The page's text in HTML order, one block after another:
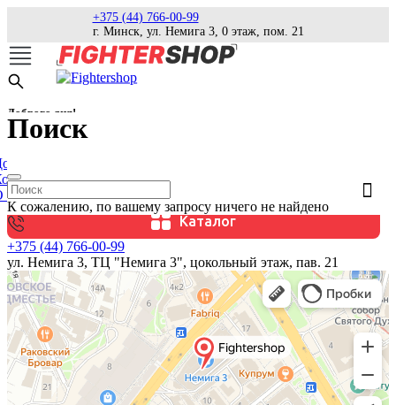
+375 (44) 766-00-99
г. Минск, ул. Немига 3, 0 этаж, пом. 21
Поиск
К сожалению, по вашему запросу ничего не найдено
Доброго дня!
магазине
Каталог
+375 (44) 766-00-99
ул. Немига 3, ТЦ "Немига 3", цокольный этаж, пав. 21